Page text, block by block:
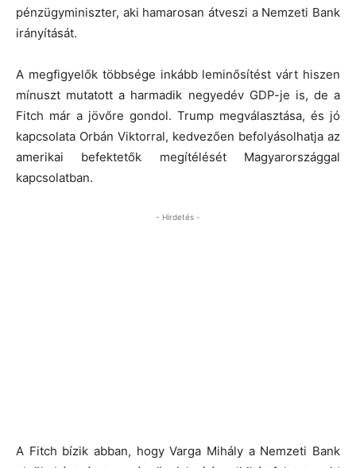
pénzügyminiszter, aki hamarosan átveszi a Nemzeti Bank
irányítását.
A megfigyelők többsége inkább leminősítést várt hiszen
mínuszt mutatott a harmadik negyedév GDP-je is, de a
Fitch már a jövőre gondol. Trump megválasztása, és jó
kapcsolata Orbán Viktorral, kedvezően befolyásolhatja az
amerikai befektetők megítélését Magyarországgal
kapcsolatban.
- Hirdetés -
A Fitch bízik abban, hogy Varga Mihály a Nemzeti Bank